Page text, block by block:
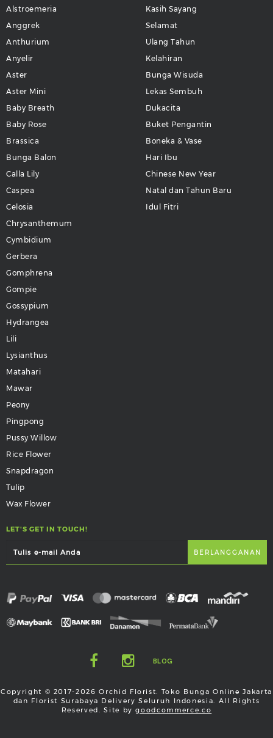
Alstroemeria
Anggrek
Anthurium
Anyelir
Aster
Aster Mini
Baby Breath
Baby Rose
Brassica
Bunga Balon
Calla Lily
Caspea
Celosia
Chrysanthemum
Cymbidium
Gerbera
Gomphrena
Gompie
Gossypium
Hydrangea
Lili
Lysianthus
Matahari
Mawar
Peony
Pingpong
Pussy Willow
Rice Flower
Snapdragon
Tulip
Wax Flower
Kasih Sayang
Selamat
Ulang Tahun
Kelahiran
Bunga Wisuda
Lekas Sembuh
Dukacita
Buket Pengantin
Boneka & Vase
Hari Ibu
Chinese New Year
Natal dan Tahun Baru
Idul Fitri
LET'S GET IN TOUCH!
BLOG
Copyright © 2017-2026 Orchid Florist. Toko Bunga Online Jakarta
dan Florist Surabaya Delivery Seluruh Indonesia. All Rights
Reserved. Site bygoodcommerce.co